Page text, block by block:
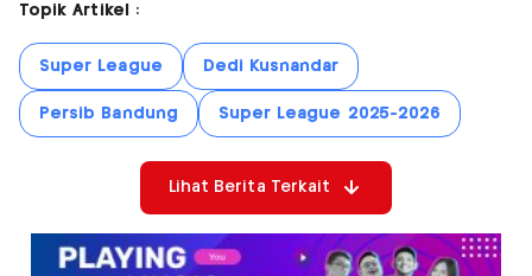
Topik Artikel :
Super League Dedi Kusnandar
Persib Bandung Super League 2025-2026
Lihat Berita Terkait